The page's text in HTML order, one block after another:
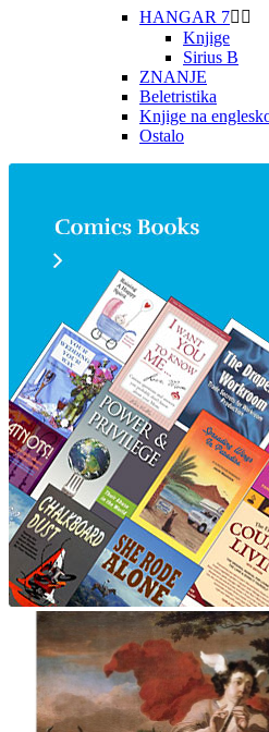
HANGAR 7 
Knjige
Sirius B
ZNANJE
Beletristika
Knjige na
Ostalo